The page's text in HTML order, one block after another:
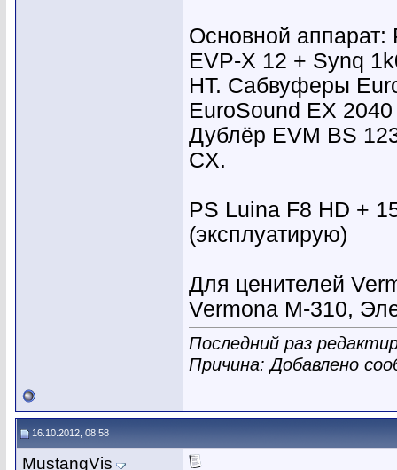
Основной аппарат:
EVP-X 12 + Synq
HT. Сабвуферы
EuroSound EX 2040
Дублёр EVM BS
CX.
PS Luina F8 HD +
(эксплуатирую)
Для ценителей
Vermona M-310,
Последний раз
Причина: Добавлено
16.10.2012, 08:58
MustangVis